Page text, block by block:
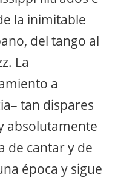
la inimitable
del tango al
La
a
tan dispares
absolutamente
de cantar y de
época y sigue